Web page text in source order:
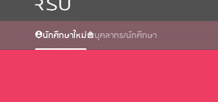
นักศึกษาใหม่ บุคลากร/นักศึกษา